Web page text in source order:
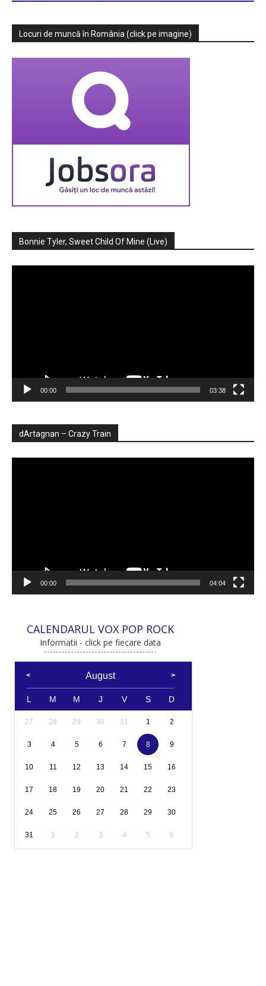
Locuri de muncă în România (click pe imagine)
Bonnie Tyler, Sweet Child Of Mine (Live)
00:00 03:38
dArtagnan – Crazy Train
00:00 04:04
CALENDARUL VOX POP ROCK
Informatii - click pe fiecare data
August
L M M J V S D
27 28 29 30 31 1 2
3 4 5 6 7 8 9
10 11 12 13 14 15 16
17 18 19 20 21 22 23
24 25 26 27 28 29 30
31 1 2 3 4 5 6